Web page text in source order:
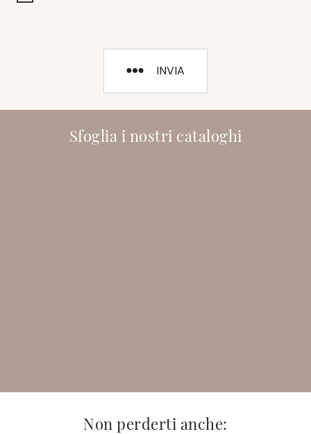
Sfoglia i nostri cataloghi
INVIA
Non perderti anche: